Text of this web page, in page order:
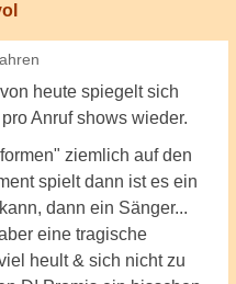
heute spiegelt sich
Anruf shows wieder.
ziemlich auf den
spielt dann ist es ein
dann ein Sänger...
eine tragische
heult & sich nicht zu